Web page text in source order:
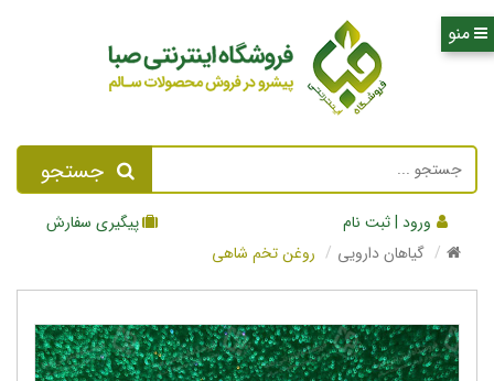
جستجو
ورود | ثبت نام
پیگیری سفارش
گیاهان دارویی
روغن تخم شاهی